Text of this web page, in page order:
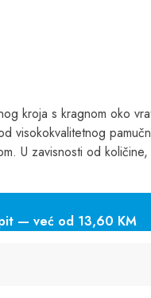
kroja s kragnom oko
visokokvalitetnog
U zavisnosti od
— već od 13,60 KM